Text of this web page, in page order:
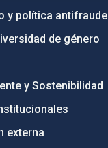
y política antifraude
de género
y Sostenibilidad
externa